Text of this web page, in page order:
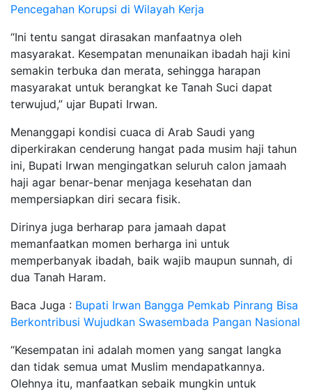
Pencegahan Korupsi di Wilayah Kerja
“Ini tentu sangat dirasakan manfaatnya oleh
masyarakat. Kesempatan menunaikan ibadah haji kini
semakin terbuka dan merata, sehingga harapan
masyarakat untuk berangkat ke Tanah Suci dapat
terwujud,” ujar Bupati Irwan.
Menanggapi kondisi cuaca di Arab Saudi yang
diperkirakan cenderung hangat pada musim haji tahun
ini, Bupati Irwan mengingatkan seluruh calon jamaah
haji agar benar-benar menjaga kesehatan dan
mempersiapkan diri secara fisik.
Dirinya juga berharap para jamaah dapat
memanfaatkan momen berharga ini untuk
memperbanyak ibadah, baik wajib maupun sunnah, di
dua Tanah Haram.
Baca Juga : Bupati Irwan Bangga Pemkab Pinrang Bisa
Berkontribusi Wujudkan Swasembada Pangan Nasional
“Kesempatan ini adalah momen yang sangat langka
dan tidak semua umat Muslim mendapatkannya.
Olehnya itu, manfaatkan sebaik mungkin untuk